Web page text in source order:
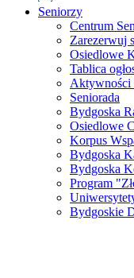
Seniorzy
Centrum
Zarezerwuj
Osiedlowe
Tablica
Aktywności
Seniorada
Bydgoska
Osiedlowe
Korpus
Bydgoska
Bydgoska
Program
Bydgoskie